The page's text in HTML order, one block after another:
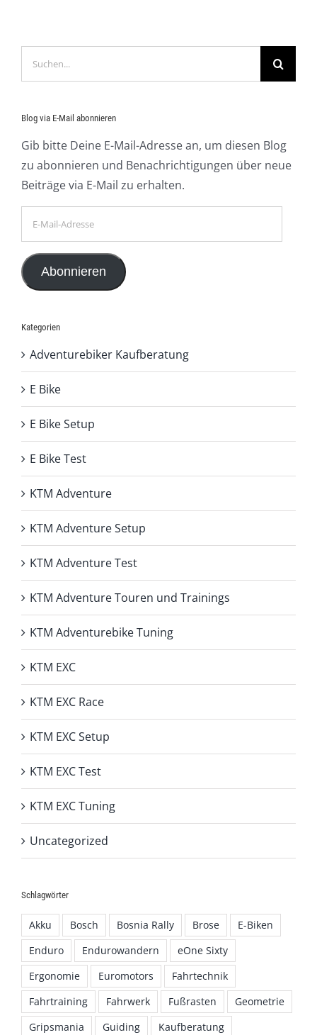
Blog via E-Mail abonnieren
Gib bitte Deine E-Mail-Adresse an, um diesen Blog
zu abonnieren und Benachrichtigungen über neue
Beiträge via E-Mail zu erhalten.
Adresse
Abonnieren
Kategorien
Adventurebiker Kaufberatung
E Bike
E Bike Setup
E Bike Test
KTM Adventure
KTM Adventure Setup
KTM Adventure Test
KTM Adventure Touren und Trainings
KTM Adventurebike Tuning
KTM EXC
KTM EXC Race
KTM EXC Setup
KTM EXC Test
KTM EXC Tuning
Uncategorized
Schlagwörter
Akku Bosch Bosnia Rally Brose
E-Biken
Enduro
Endurowandern
eOne Sixty
Ergonomie
Euromotors
Fahrtechnik
Fahrtraining
Fahrwerk Fußrasten
Geometrie
Gripsmania
Guiding
Kaufberatung